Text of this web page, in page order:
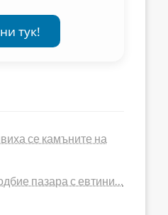
тук!
се камъните на
пазара с евтини…